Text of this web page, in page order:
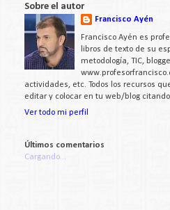
Sobre el autor
Francisco Ayén
Francisco Ayén es
libros de texto de su
metodología, TIC,
actividades, etc. Todos los recursos
editar y colocar en tu web/blog
Ver todo mi perfil
Últimos comentarios
Cargando...